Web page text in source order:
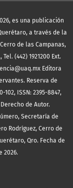
es una publicación
a través de la
de las Campanas,
(442) 1921200 Ext.
Editora
Reserva de
102, ISSN: 2395-8847,
de Autor.
Secretaría de
Rodríguez, Cerro de
Qro. Fecha de
2026.